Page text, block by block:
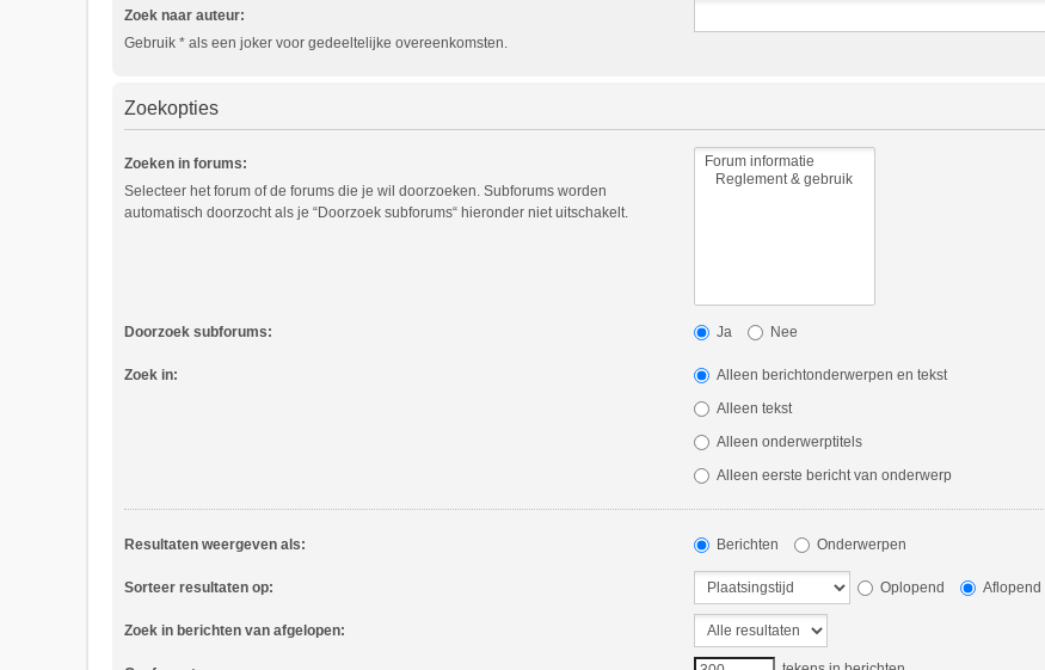
Zoek naar auteur:
Gebruik * als een joker voor gedeeltelijke overeenkomsten.
Zoekopties
Zoeken in forums:
Selecteer het forum of de forums die je wil doorzoeken. Subforums worden
automatisch doorzocht als je “Doorzoek subforums“ hieronder niet uitschakelt.
Doorzoek subforums: Ja Nee
Zoek in:
Alleen berichtonderwerpen en tekst
Alleen tekst
Alleen onderwerptitels
Alleen eerste bericht van onderwerp
Resultaten weergeven als: Berichten Onderwerpen
Sorteer resultaten op: Oplopend Aflopend
Zoek in berichten van afgelopen: